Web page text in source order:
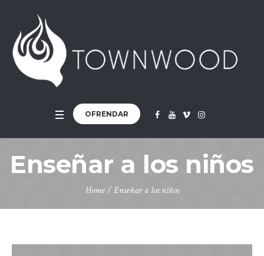
OFRENDAR
Enseñar a los niños
Home / Enseñar a los niños